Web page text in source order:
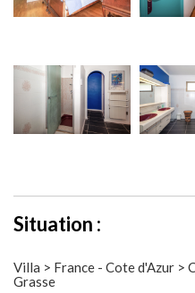
Situation :
Villa > France - Cote d'Azur >
Grasse